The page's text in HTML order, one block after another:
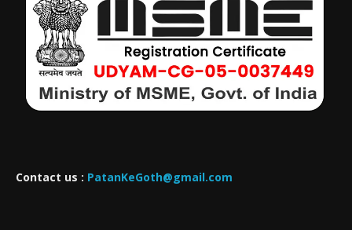
Contact us : PatanKeGoth@gmail.com